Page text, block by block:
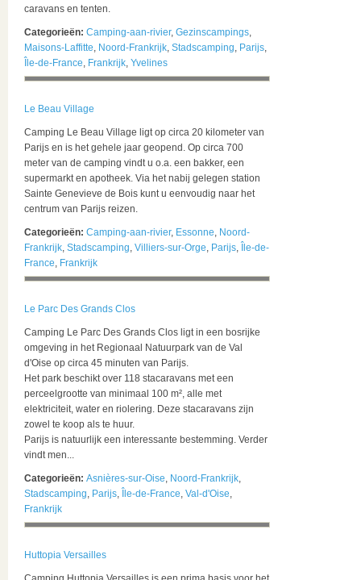
caravans en tenten.
Categorieën: Camping-aan-rivier, Gezinscampings,
Maisons-Laffitte, Noord-Frankrijk, Stadscamping, Parijs,
Île-de-France, Frankrijk, Yvelines
Le Beau Village
Camping Le Beau Village ligt op circa 20 kilometer van
Parijs en is het gehele jaar geopend. Op circa 700
meter van de camping vindt u o.a. een bakker, een
supermarkt en apotheek. Via het nabij gelegen station
Sainte Genevieve de Bois kunt u eenvoudig naar het
centrum van Parijs reizen.
Categorieën: Camping-aan-rivier, Essonne, Noord-
Frankrijk, Stadscamping, Villiers-sur-Orge, Parijs,
Île-de-
France, Frankrijk
Le Parc Des Grands Clos
Camping Le Parc Des Grands Clos ligt in een bosrijke
omgeving in het Regionaal Natuurpark van de Val
d'Oise op circa 45 minuten van Parijs.
Het park beschikt over 118 stacaravans met een
perceelgrootte van minimaal 100 m², alle met
elektriciteit, water en riolering. Deze stacaravans zijn
zowel te koop als te huur.
Parijs is natuurlijk een interessante bestemming. Verder
vindt men...
Categorieën: Asnières-sur-Oise, Noord-Frankrijk,
Stadscamping, Parijs, Île-de-France, Val-d'Oise,
Frankrijk
Huttopia Versailles